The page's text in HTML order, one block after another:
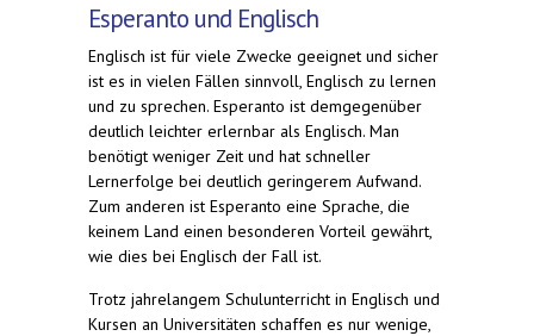
Esperanto und Englisch
Englisch ist für viele Zwecke geeignet und sicher
ist es in vielen Fällen sinnvoll, Englisch zu lernen
und zu sprechen. Esperanto ist demgegenüber
deutlich leichter erlernbar als Englisch. Man
benötigt weniger Zeit und hat schneller
Lernerfolge bei deutlich geringerem Aufwand.
Zum anderen ist Esperanto eine Sprache, die
keinem Land einen besonderen Vorteil gewährt,
wie dies bei Englisch der Fall ist.
Trotz jahrelangem Schulunterricht in Englisch und
Kursen an Universitäten schaffen es nur wenige,